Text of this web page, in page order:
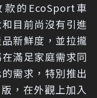
的EcoSport車
目前尚沒有引進
新鮮度，並拉攏
滿足家庭需求同
需求，特別推出
，在外觀上加入